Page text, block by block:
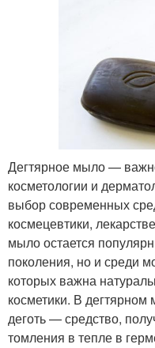
Дегтярное мыло —
косметологии и
выбор современных
космецевтики,
мыло остается
поколения, но и среди
которых важна
косметики. В
деготь — средство,
томления в тепле в